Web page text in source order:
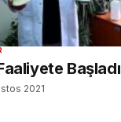
Başladı
2021